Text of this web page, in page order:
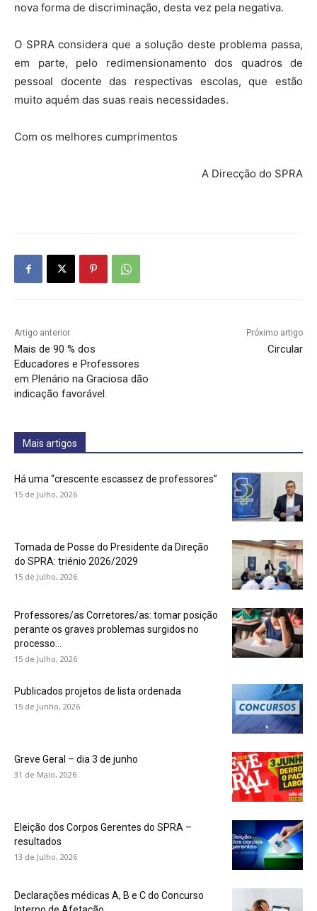
nova forma de discriminação, desta vez pela negativa.
O SPRA considera que a solução deste problema passa,
em parte, pelo redimensionamento dos quadros de
pessoal docente das respectivas escolas, que estão
muito aquém das suas reais necessidades.
Com os melhores cumprimentos
A Direcção do SPRA
Artigo anterior
Mais de 90 % dos
Educadores e Professores
em Plenário na Graciosa dão
indicação favorável.
Próximo artigo
Circular
Mais artigos
Há uma “crescente escassez de professores”
15 de Julho, 2026
Tomada de Posse do Presidente da Direção
do SPRA: triénio 2026/2029
15 de Julho, 2026
Professores/as Corretores/as: tomar posição
perante os graves problemas surgidos no
processo...
15 de Julho, 2026
Publicados projetos de lista ordenada
15 de Junho, 2026
Greve Geral – dia 3 de junho
31 de Maio, 2026
Eleição dos Corpos Gerentes do SPRA –
resultados
13 de Julho, 2026
Declarações médicas A, B e C do Concurso